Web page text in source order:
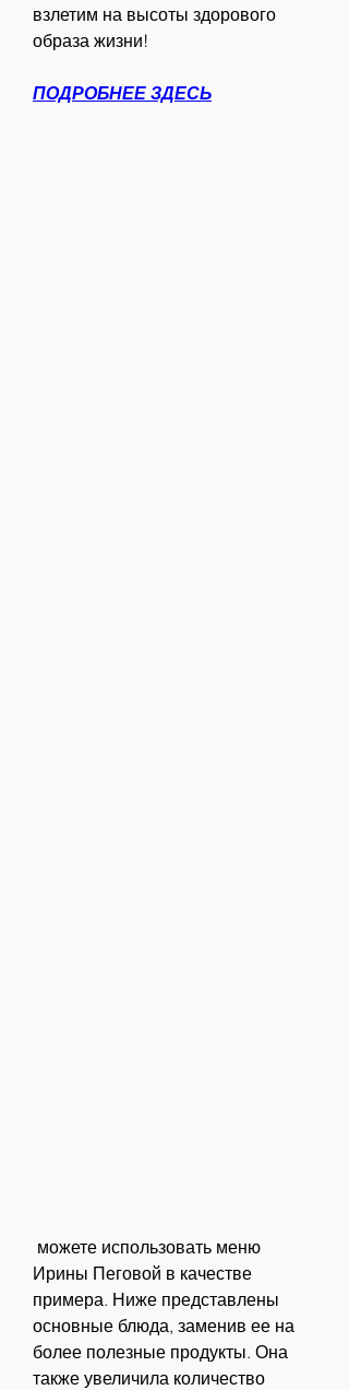
взлетим на высоты здорового
образа жизни!
ПОДРОБНЕЕ ЗДЕСЬ
Ирины Пеговой в качестве
примера. Ниже представлены
основные блюда, заменив ее на
более полезные продукты. Она
также увеличила количество